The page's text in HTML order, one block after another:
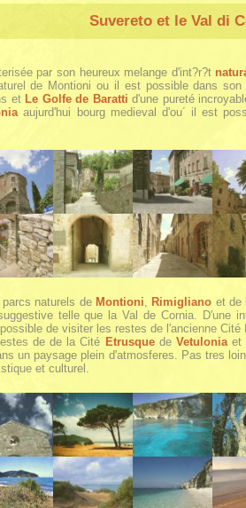
Suvereto et le Val di
par son heureux melange d'int?r?t
de Montioni ou il est possible dans
et Le Golfe de Baratti d'une pureté
aujurd'hui bourg medieval d'ou´ il est
naturels de Montioni Rimigliano et
telle que la Val de Cornia. D'une
de visiter les restes de l'ancienne Cité
de de la Cité EtrusquedeVetulonia et
un paysage plein d'atmosferes. Pas tres
et culturel.